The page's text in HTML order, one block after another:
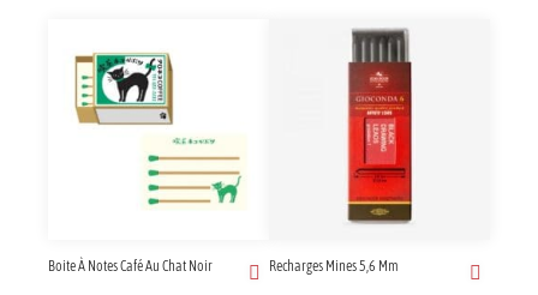
Boite À Notes Café Au Chat Noir Recharges Mines 5,6 Mm